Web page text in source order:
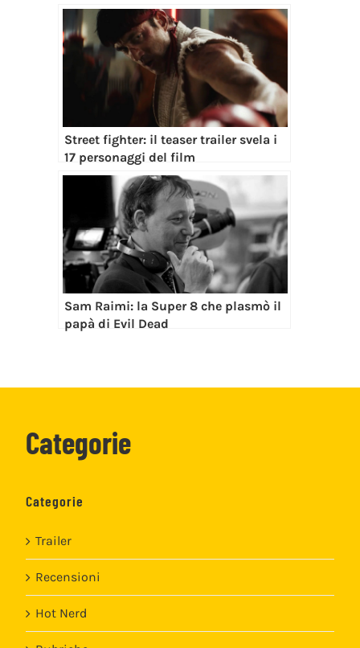
Street fighter: il teaser trailer svela i
17 personaggi del film
Sam Raimi: la Super 8 che plasmò il
papà di Evil Dead
Categorie
Categorie
Trailer
Recensioni
Hot Nerd